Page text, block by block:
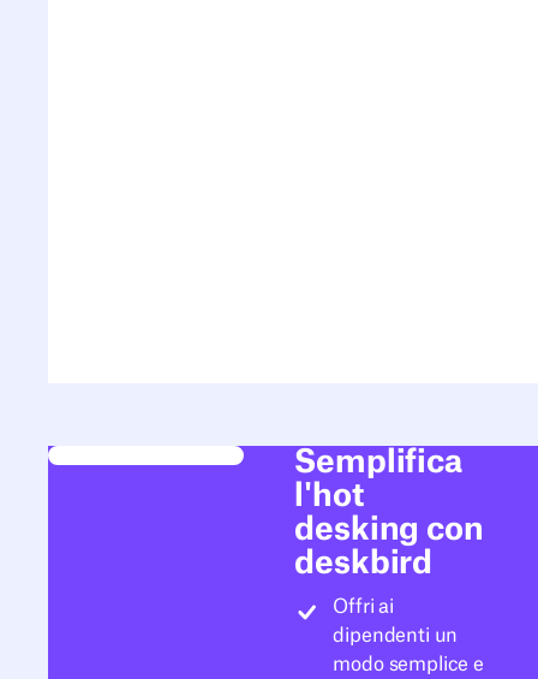
Semplifica
l'hot
desking con
deskbird
Offri ai
dipendenti un
modo semplice e